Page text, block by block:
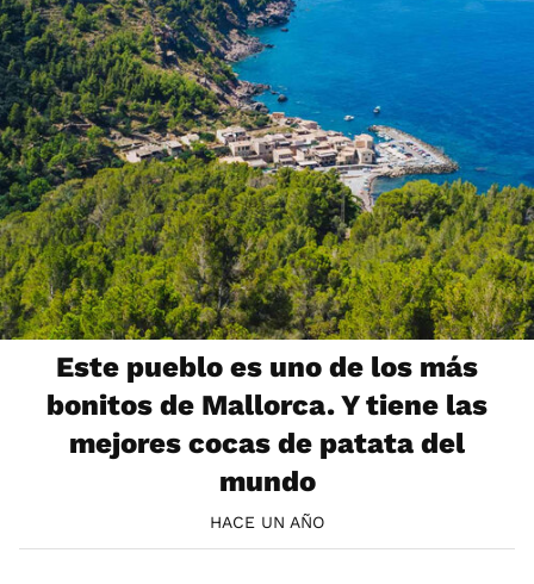
Este pueblo es uno de los más
bonitos de Mallorca. Y tiene las
mejores cocas de patata del
mundo
HACE UN AÑO